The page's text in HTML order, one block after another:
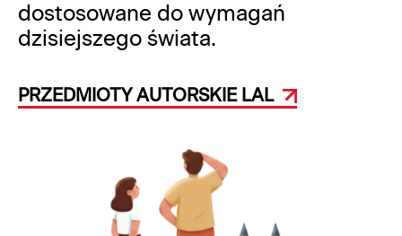
dostosowane do wymagań
dzisiejszego świata.
PRZEDMIOTY AUTORSKIE LAL